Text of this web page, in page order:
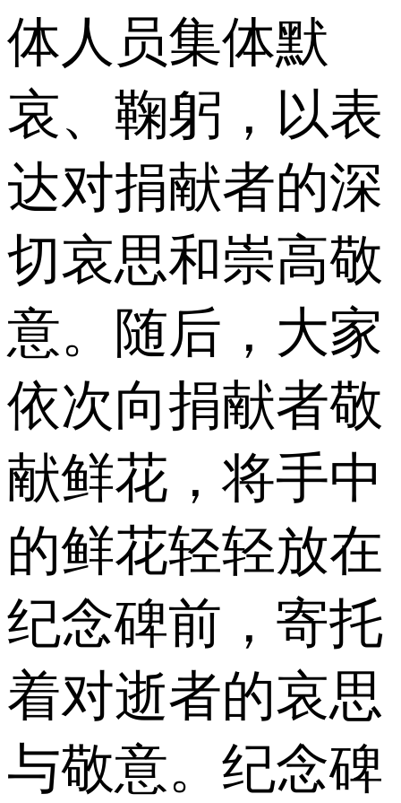
体人员集体默
哀、鞠躬，以表
达对捐献者的深
切哀思和崇高敬
意。随后，大家
依次向捐献者敬
献鲜花，将手中
的鲜花轻轻放在
纪念碑前，寄托
着对逝者的哀思
与敬意。纪念碑